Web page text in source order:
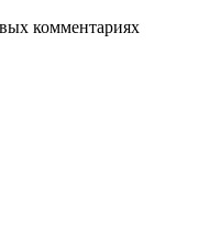
комментариях